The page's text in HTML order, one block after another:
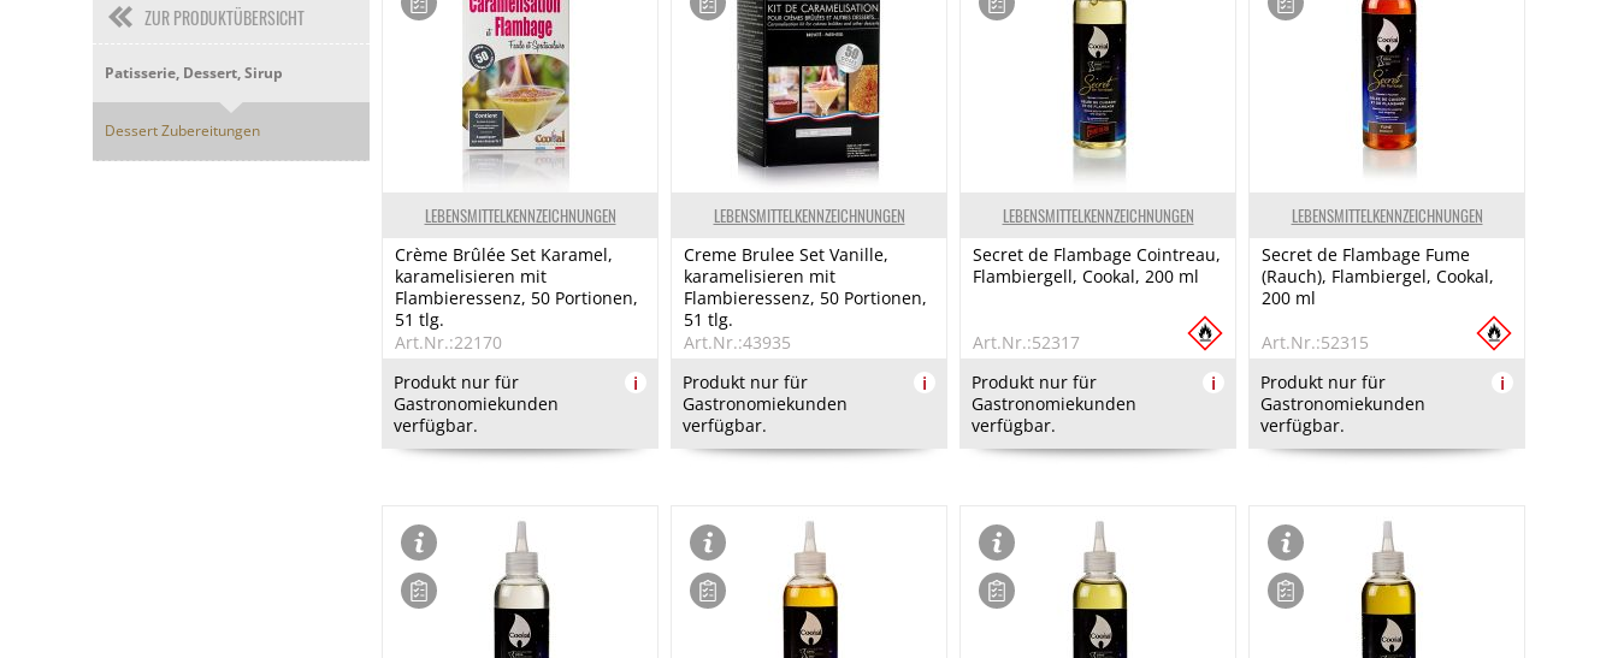
ZUR PRODUKTÜBERSICHT
Patisserie, Dessert, Sirup
Dessert Zubereitungen
LEBENSMITTELKENNZEICHNUNGEN
Crème Brûlée Set Karamel,
karamelisieren mit
Flambieressenz, 50 Portionen,
51 tlg.
Art.Nr.:22170
Produkt nur für
Gastronomiekunden
verfügbar.
i
LEBENSMITTELKENNZEICHNUNGEN
Creme Brulee Set Vanille,
karamelisieren mit
Flambieressenz, 50 Portionen,
51 tlg.
Art.Nr.:43935
Produkt nur für
Gastronomiekunden
verfügbar.
i
LEBENSMITTELKENNZEICHNUNGEN
Secret de Flambage Cointreau,
Flambiergell, Cookal, 200 ml
Art.Nr.:52317
Produkt nur für
Gastronomiekunden
verfügbar.
i
LEBENSMITTELKENNZEICHNUNGEN
Secret de Flambage Fume
(Rauch), Flambiergel, Cookal,
200 ml
Art.Nr.:52315
Produkt nur für
Gastronomiekunden
verfügbar.
i